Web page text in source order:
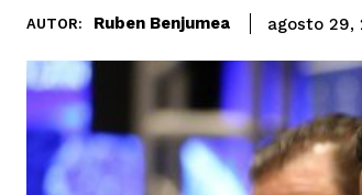
AUTOR: Ruben Benjumea agosto 29,